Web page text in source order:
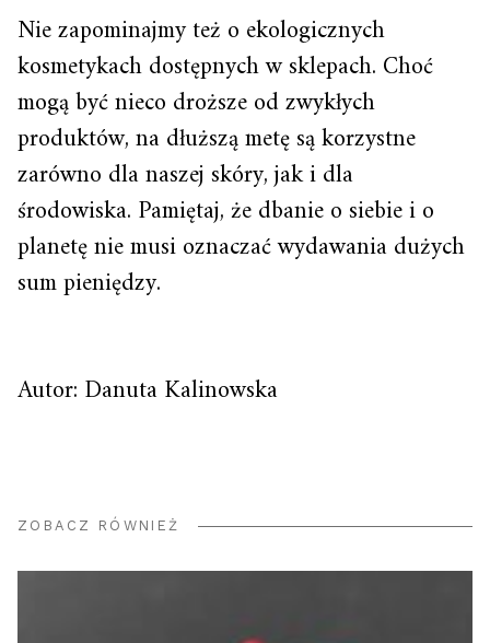
Nie zapominajmy też o ekologicznych
kosmetykach dostępnych w sklepach. Choć
mogą być nieco droższe od zwykłych
produktów, na dłuższą metę są korzystne
zarówno dla naszej skóry, jak i dla
środowiska. Pamiętaj, że dbanie o siebie i o
planetę nie musi oznaczać wydawania dużych
sum pieniędzy.
Autor: Danuta Kalinowska
ZOBACZ RÓWNIEŻ